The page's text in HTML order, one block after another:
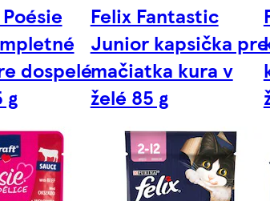
dospelé
g
Felix Fantastic
Junior kapsička pre
mačiatka kura v
želé 85 g